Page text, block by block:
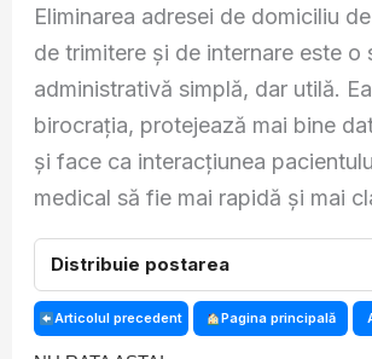
Eliminarea adresei de domiciliu
de trimitere și de internare este o
administrativă simplă, dar utilă.
birocrația, protejează mai bine
și face ca interacțiunea
medical să fie mai rapidă și mai
Distribuie postarea
Articolul precedent Pagina principală